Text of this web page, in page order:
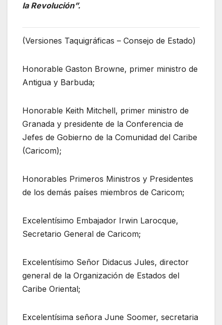
la Revolución”.
(Versiones Taquigráficas – Consejo de Estado)
Honorable Gaston Browne, primer ministro de
Antigua y Barbuda;
Honorable Keith Mitchell, primer ministro de
Granada y presidente de la Conferencia de
Jefes de Gobierno de la Comunidad del Caribe
(Caricom);
Honorables Primeros Ministros y Presidentes
de los demás países miembros de Caricom;
Excelentísimo Embajador Irwin Larocque,
Secretario General de Caricom;
Excelentísimo Señor Didacus Jules, director
general de la Organización de Estados del
Caribe Oriental;
Excelentísima señora June Soomer, secretaria